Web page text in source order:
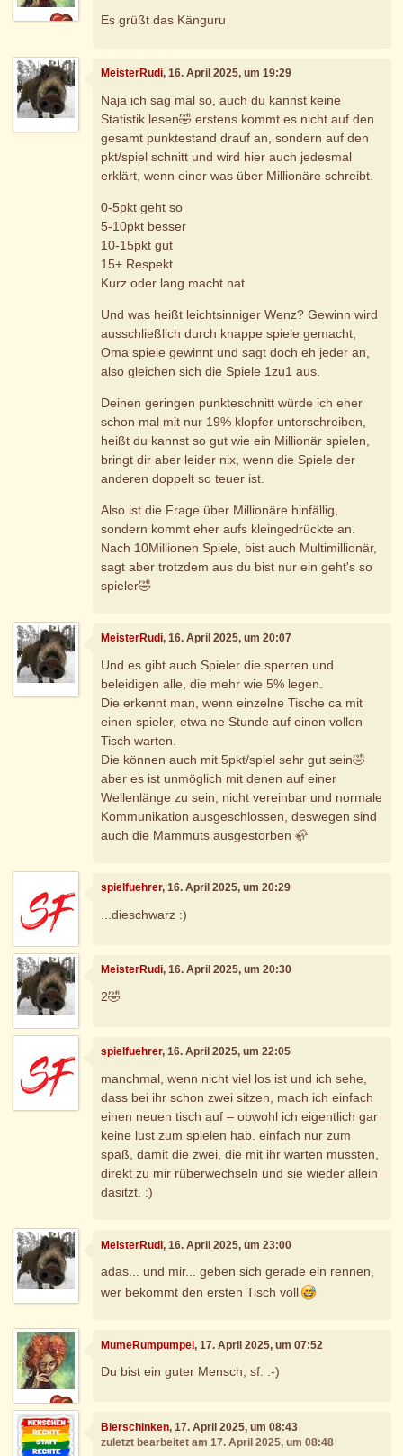
Es grüßt das Känguru
MeisterRudi, 16. April 2025, um 19:29
Naja ich sag mal so, auch du kannst keine
Statistik lesen🤣 erstens kommt es nicht auf den
gesamt punktestand drauf an, sondern auf den
pkt/spiel schnitt und wird hier auch jedesmal
erklärt, wenn einer was über Millionäre schreibt.
0-5pkt geht so
5-10pkt besser
10-15pkt gut
15+ Respekt
Kurz oder lang macht nat
Und was heißt leichtsinniger Wenz? Gewinn wird
ausschließlich durch knappe spiele gemacht,
Oma spiele gewinnt und sagt doch eh jeder an,
also gleichen sich die Spiele 1zu1 aus.
Deinen geringen punkteschnitt würde ich eher
schon mal mit nur 19% klopfer unterschreiben,
heißt du kannst so gut wie ein Millionär spielen,
bringt dir aber leider nix, wenn die Spiele der
anderen doppelt so teuer ist.
Also ist die Frage über Millionäre hinfällig,
sondern kommt eher aufs kleingedrückte an.
Nach 10Millionen Spiele, bist auch Multimillionär,
sagt aber trotzdem aus du bist nur ein geht's so
spieler🤣
MeisterRudi, 16. April 2025, um 20:07
Und es gibt auch Spieler die sperren und
beleidigen alle, die mehr wie 5% legen.
Die erkennt man, wenn einzelne Tische ca mit
einen spieler, etwa ne Stunde auf einen vollen
Tisch warten.
Die können auch mit 5pkt/spiel sehr gut sein🤣
aber es ist unmöglich mit denen auf einer
Wellenlänge zu sein, nicht vereinbar und normale
Kommunikation ausgeschlossen, deswegen sind
auch die Mammuts ausgestorben 🦣
spielfuehrer, 16. April 2025, um 20:29
...dieschwarz :)
MeisterRudi, 16. April 2025, um 20:30
2🤣
spielfuehrer, 16. April 2025, um 22:05
manchmal, wenn nicht viel los ist und ich sehe,
dass bei ihr schon zwei sitzen, mach ich einfach
einen neuen tisch auf – obwohl ich eigentlich gar
keine lust zum spielen hab. einfach nur zum
spaß, damit die zwei, die mit ihr warten mussten,
direkt zu mir rüberwechseln und sie wieder allein
dasitzt. :)
MeisterRudi, 16. April 2025, um 23:00
adas... und mir... geben sich gerade ein rennen,
wer bekommt den ersten Tisch voll
MumeRumpumpel, 17. April 2025, um 07:52
Du bist ein guter Mensch, sf. :-)
Bierschinken, 17. April 2025, um 08:43
zuletzt bearbeitet am 17. April 2025, um 08:48